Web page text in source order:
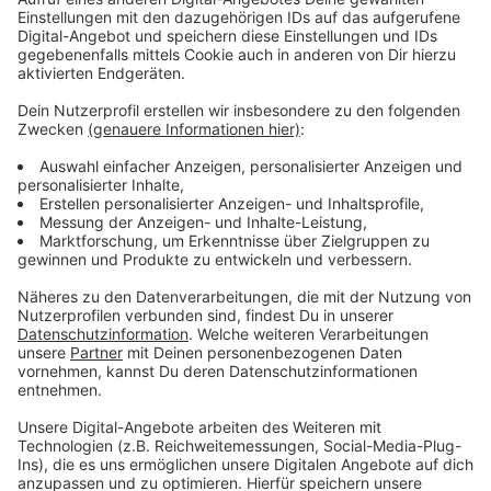
„Auschwitz ist nicht nur ein Ort, sondern ein Abgrund
deutscher Geschichte“, sagte Wüst. Die
Verantwortung ende nicht mit dem Erinnern, „sie
beginnt mit dem Erinnern“. Der CDU-Politiker warnte
angesichts steigender antisemitischer Straftaten
davor, dass Jüdinnen und Juden erneut Angst haben
müssten.
Anzeige
Begegnung mit Jugendlichen
Anzeige
Besonders bewegt zeigte sich Wüst von der
Begegnung mit Jugendlichen während seines Besuchs
in Auschwitz-Birkenau. „Die waren gut vorbereitet. Und
waren trotzdem nicht vorbereitet auf das, was sie hier